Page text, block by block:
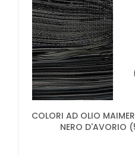
COLORI AD OLIO
NERO D'AVORIO